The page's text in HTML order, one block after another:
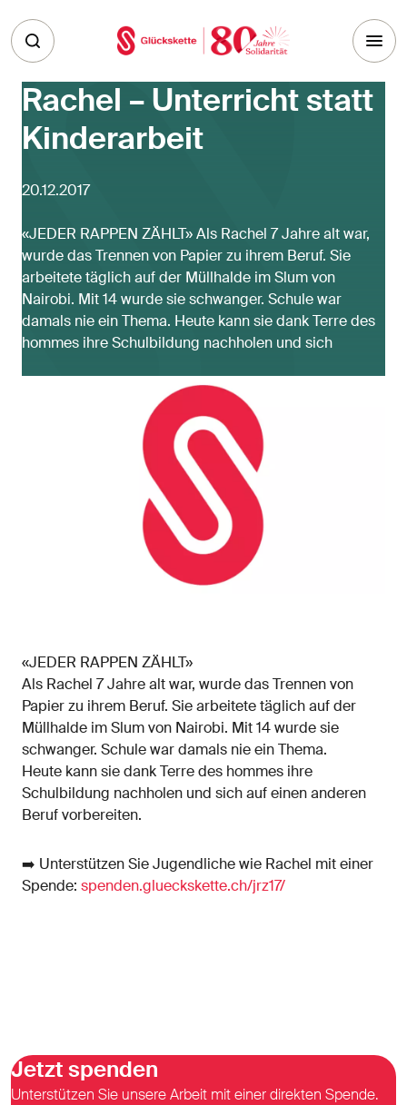
Rachel – Unterricht statt
Kinderarbeit
20.12.2017
«JEDER RAPPEN ZÄHLT» Als Rachel 7 Jahre alt war,
wurde das Trennen von Papier zu ihrem Beruf. Sie
arbeitete täglich auf der Müllhalde im Slum von
Nairobi. Mit 14 wurde sie schwanger. Schule war
damals nie ein Thema. Heute kann sie dank Terre des
hommes ihre Schulbildung nachholen und sich
«JEDER RAPPEN ZÄHLT»
Als Rachel 7 Jahre alt war, wurde das Trennen von
Papier zu ihrem Beruf. Sie arbeitete täglich auf der
Müllhalde im Slum von Nairobi. Mit 14 wurde sie
schwanger. Schule war damals nie ein Thema.
Heute kann sie dank Terre des hommes ihre
Schulbildung nachholen und sich auf einen anderen
Beruf vorbereiten.
➡️ Unterstützen Sie Jugendliche wie Rachel mit einer
Spende: spenden.glueckskette.ch/jrz17/
Jetzt spenden
Unterstützen Sie unsere Arbeit mit einer direkten Spende.